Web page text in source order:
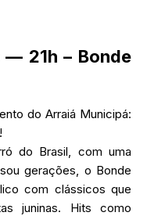
— 21h – Bonde
do Arraiá Municipá:
do Brasil, com uma
gerações, o Bonde
com clássicos que
juninas. Hits como